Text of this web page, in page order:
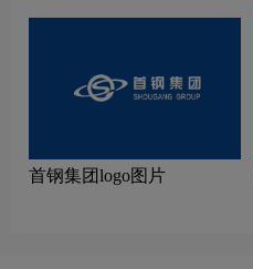
首钢集团logo图片